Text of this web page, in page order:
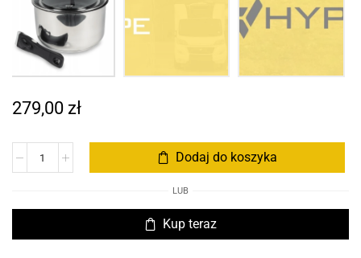
279,00 zł
Dodaj do koszyka
LUB
Kup teraz